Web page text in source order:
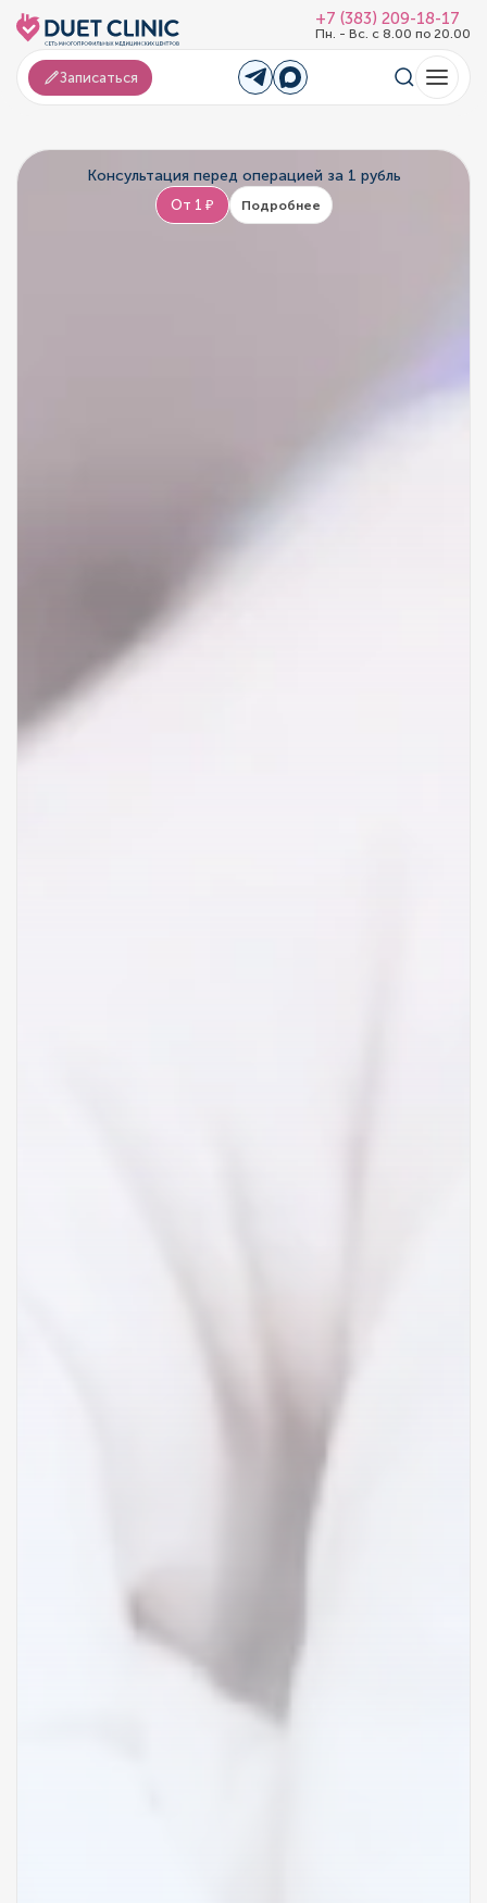
+7 (383) 209-18-17
Пн. - Вс. с 8.00 по 20.00
Записаться
Консультация перед операцией за 1 рубль
От 1 ₽ Подробнее